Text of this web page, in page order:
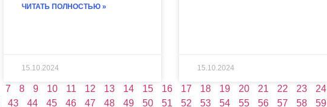
ЧИТАТЬ ПОЛНОСТЬЮ »
15.10.2024 15.10.2024
7 8 9 10 11 12 13 14 15 16 17 18 19 20 21 22 23 24
43 44 45 46 47 48 49 50 51 52 53 54 55 56 57 58 59